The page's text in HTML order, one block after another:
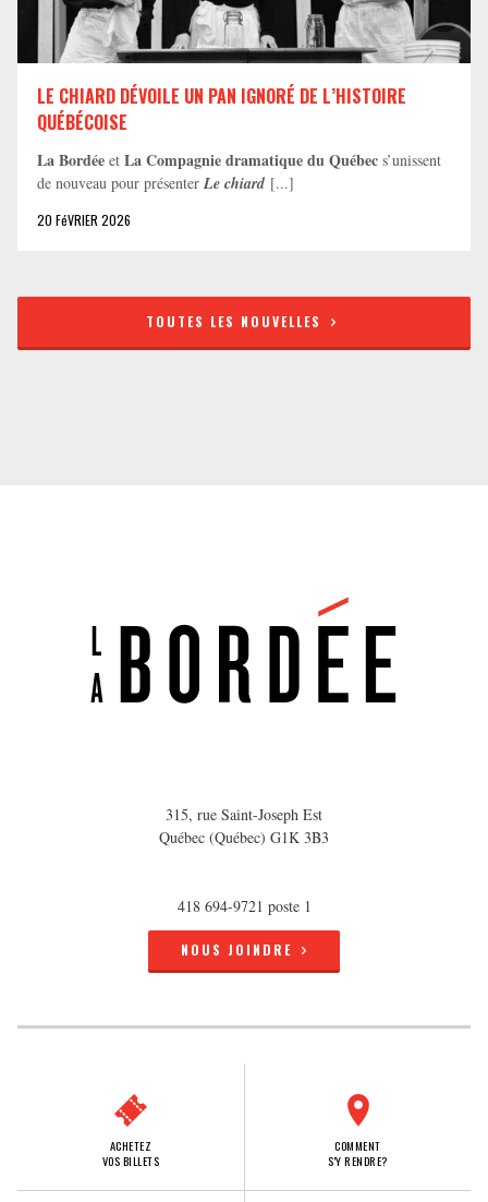
LE CHIARD DÉVOILE UN PAN IGNORÉ DE L’HISTOIRE
QUÉBÉCOISE
La Bordée et La Compagnie dramatique du Québec s’unissent
de nouveau pour présenter Le chiard [...]
20 FéVRIER 2026
TOUTES LES NOUVELLES
315, rue Saint-Joseph Est
Québec (Québec) G1K 3B3
418 694-9721 poste 1
NOUS JOINDRE
ACHETEZ
VOS BILLETS
COMMENT
S'Y RENDRE?